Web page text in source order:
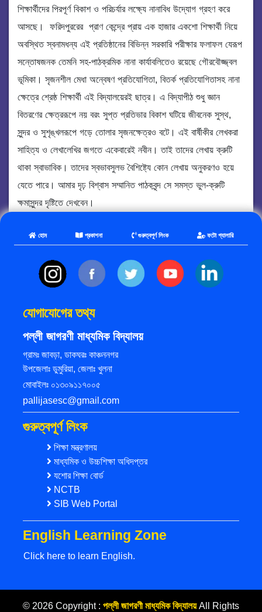
শিক্ষার্থীদের পিরপূর্ণ বিকাশ ও পরিচর্যার লক্ষ্যে নানাবিধ উদ্যোগ গ্রহণ করে
আসছে। ফরিদপুররের প্রাণ কেন্দ্রে প্রায় এক হাজার একশো শিক্ষার্থী নিয়ে
অবস্থিত স্বনামধন্য এই প্রতিষ্ঠানের বিভিন্ন সরকারি পরীক্ষার ফলাফল যেরূপ
সন্তোষজনক তেমনি সহ-পাঠক্রমিক নানা কার্যাবলিতেও রয়েছে গৌরবৌজ্জ্বল
ভূমিকা। সৃজনশীল মেধা অন্বেষণ প্রতিযোগিতা, বিতর্ক প্রতিযোগিতাসহ নানা
ক্ষেত্রে শ্রেষ্ঠ শিক্ষার্থী এই বিদ্যালয়েরই ছাত্র। এ বিদ্যাপীঠ শুধু জ্ঞান
বিতরণের ক্ষেত্ররূপে নয় বরং সুপ্ত প্রতিভার বিকাশ ঘটিয়ে জীবনেক সুস্থ,
সুন্দর ও সুশৃঙ্খলরূপে গড়ে তোলার সৃজনক্ষেত্রও বটে। এই বার্ষীকীর লেখকরা
সাহিত্য ও লেখালেখির জগতে একেবারেই নবীন। তাই তাদের লেখায় ক্রুটি
থাকা স্বাভাবিক। তাদের স্বভাবসুলভ বৈশিষ্ট্যে কোন লেখায় অনুকরণও হয়ে
যেতে পারে। আমার দৃঢ় বিশ্বাস সম্মানিত পাঠকবৃন্দ সে সমস্ত ভুল-ক্রুটি
ক্ষমাসুন্দর দৃষ্টিতে দেখবেন।
হোম প্রকাশনা গুরুত্বপূর্ণ লিংক ফটো গ্যালারি
যোগাযোগের তথ্য
পল্লী জাগরণী মাধ্যমিক বিদ্যালয়
গ্রামঃ জাবড়া, ডাকঘরঃ কাঞ্চননগর
উপজেলাঃ ডুমুরিয়া, জেলাঃ খুলনা
মোবাইলঃ ০১৩০৯১১৭০০৫
pallijasesc@gmail.com
গুরুত্বপূর্ণ লিংক
শিক্ষা মন্ত্রণালয়
মাধ্যমিক ও উচ্চশিক্ষা অধিদপ্তর
যশোর শিক্ষা বোর্ড
NCTB
SIB Web Portal
English Learning Zone
Click here to learn English.
© 2026 Copyright : পল্লী জাগরণী মাধ্যমিক বিদ্যালয়All Rights